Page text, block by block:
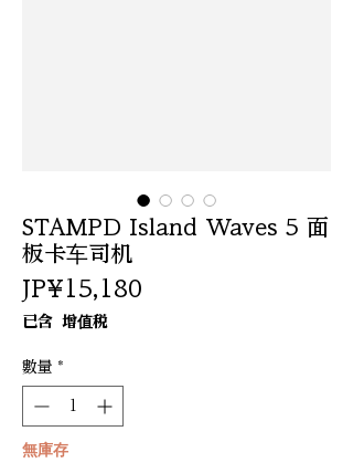
STAMPD Island Waves 5 面
板卡车司机
JP¥15,180
已含 增值税
數量 *
無庫存